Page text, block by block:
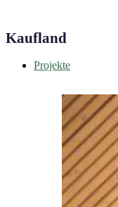
Kaufland
Projekte